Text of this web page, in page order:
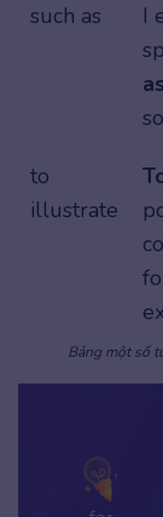
such as
I
as
to
illustrate
Bảng một số